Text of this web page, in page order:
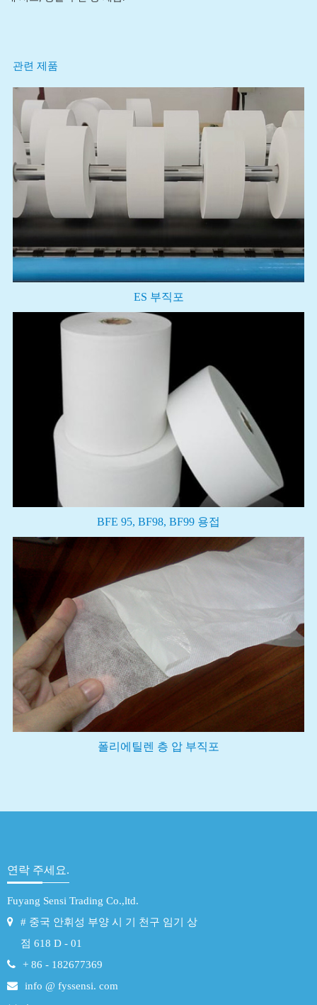
관련 제품
ES 부직포
BFE 95, BF98, BF99 용접
폴리에틸렌 층 압 부직포
연락 주세요.
Fuyang Sensi Trading Co.,ltd.
# 중국 안휘성 부양 시 기 천구 임기 상
점 618 D - 01
+ 86 - 182677369
info @ fyssensi. com